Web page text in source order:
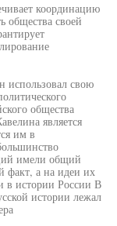
координацию
общества своей
использовал свою
общества
является
им в
имели общий
факт, а на идеи их
в истории России В
истории лежал